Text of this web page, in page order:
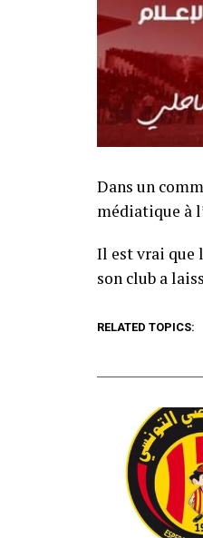
Dans un
médiatique à
Il est vrai que
son club a
RELATED TOPICS: